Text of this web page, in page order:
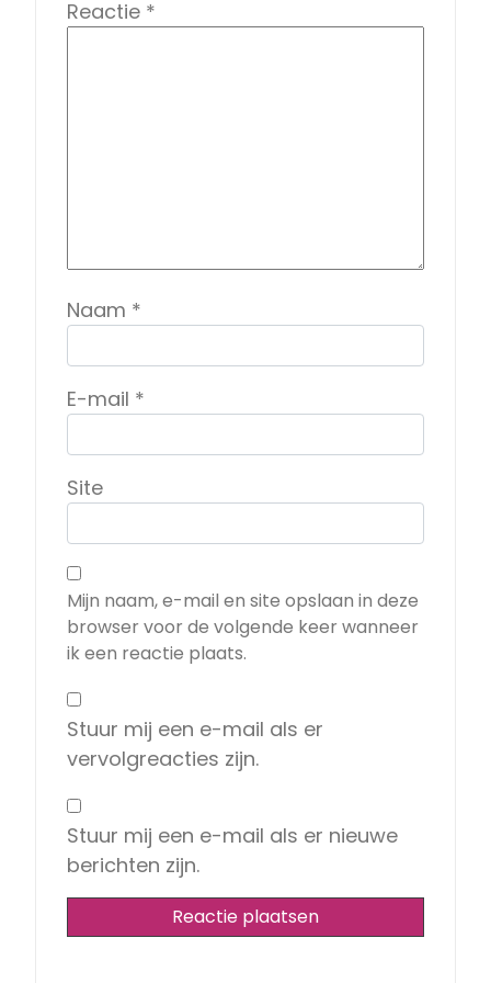
Reactie *
Naam *
E-mail *
Site
Mijn naam, e-mail en site opslaan in deze
browser voor de volgende keer wanneer
ik een reactie plaats.
Stuur mij een e-mail als er
vervolgreacties zijn.
Stuur mij een e-mail als er nieuwe
berichten zijn.